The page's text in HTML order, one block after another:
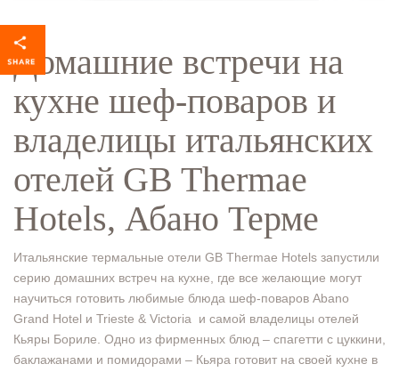
Домашние встречи на
кухне шеф-поваров и
владелицы итальянских
отелей GB Thermae
Hotels, Абано Терме
Итальянские термальные отели GB Thermae Hotels запустили
серию домашних встреч на кухне, где все желающие могут
научиться готовить любимые блюда шеф-поваров Abano
Grand Hotel и Trieste & Victoria и самой владелицы отелей
Кьяры Бориле. Одно из фирменных блюд – спагетти с цуккини,
баклажанами и помидорами – Кьяра готовит на своей кухне в